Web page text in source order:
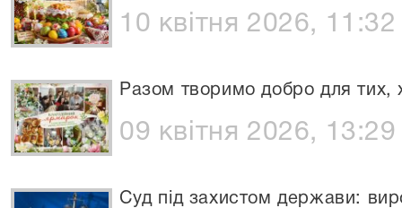
10 квітня 2026, 11:32
Разом творимо добро для тих,
09 квітня 2026, 13:29
Суд під захистом держави: